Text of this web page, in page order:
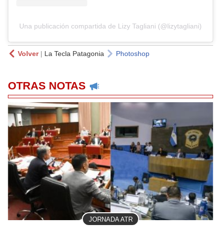
Una publicación compartida de Lizy Tagliani (@lizytagliani)
Volver| La Tecla Patagonia Photoshop
OTRAS NOTAS
JORNADA ATR